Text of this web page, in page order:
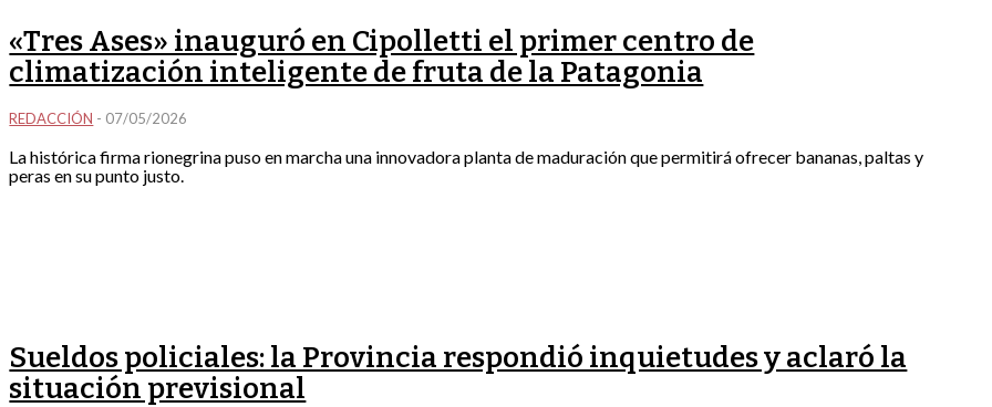
«Tres Ases» inauguró en Cipolletti el primer centro de
climatización inteligente de fruta de la Patagonia
REDACCIÓN - 07/05/2026
La histórica firma rionegrina puso en marcha una innovadora planta de maduración que permitirá ofrecer bananas, paltas y
peras en su punto justo.
Sueldos policiales: la Provincia respondió inquietudes y aclaró la
situación previsional